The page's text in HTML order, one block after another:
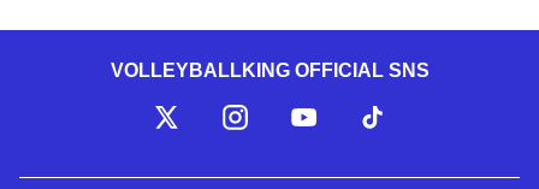
VOLLEYBALLKING OFFICIAL SNS